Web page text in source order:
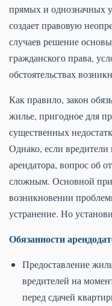
прямых и однозначных
создает правовую
случаев решение
гражданского права,
обстоятельствах
Как правило, закон
жилье, пригодное для
существенных
Однако, если вредители
арендатора, вопрос об
сложным. Основной
возникновении
устранение. Но
Обязанности
Предоставление
вредителей на
перед сдачей